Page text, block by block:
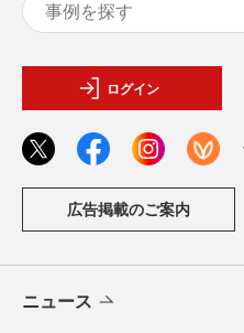
ログイン
広告掲載のご案内
ニュース